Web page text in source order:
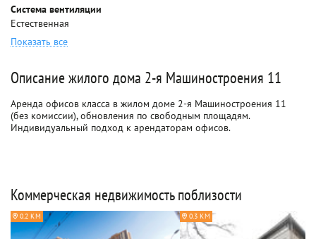
Система вентиляции
Естественная
Показать все
Описание жилого дома 2-я Машиностроения 11
Аренда офисов класса в жилом доме 2-я Машиностроения 11
(без комиссии), обновления по свободным площадям.
Индивидуальный подход к арендаторам офисов.
Коммерческая недвижимость поблизости
0.2 КМ 0.3 КМ